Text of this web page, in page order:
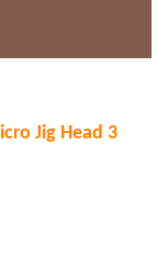
Jig Head 3